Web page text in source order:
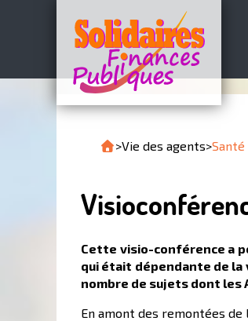
>Vie des agents>
Cette visio-conférence a
qui était dépendante de la
nombre de sujets dont les
En amont des remontées